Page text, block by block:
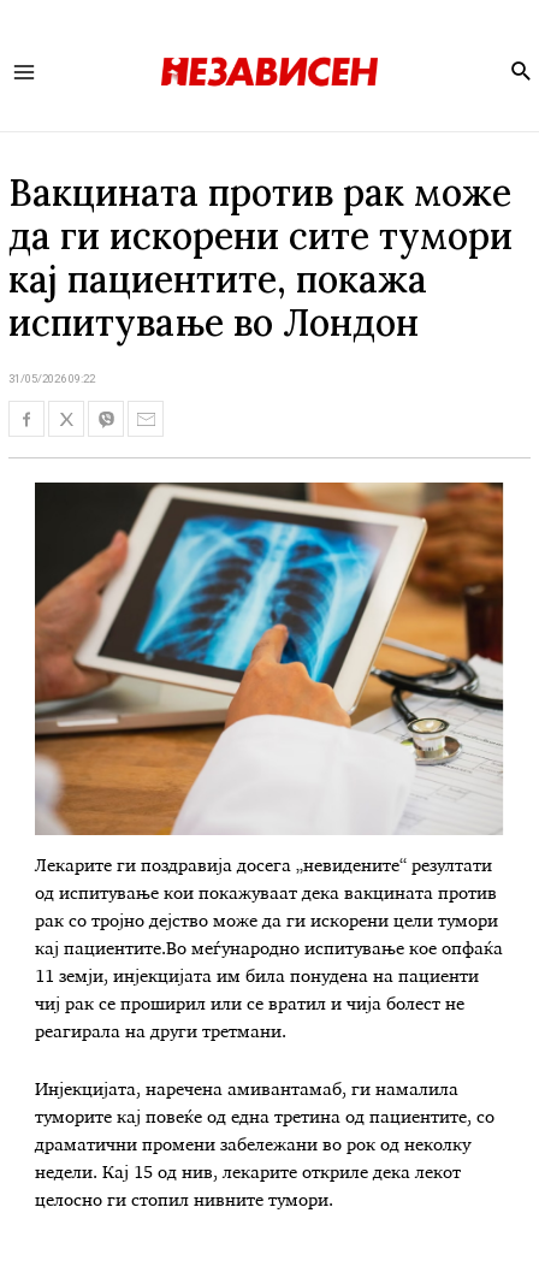
Вакцината против рак може
да ги искорени сите тумори
кај пациентите, покажа
испитување во Лондон
31/05/2026 09:22
Лекарите ги поздравија досега „невидените“ резултати
од испитување кои покажуваат дека вакцината против
рак со тројно дејство може да ги искорени цели тумори
кај пациентите.Во меѓународно испитување кое опфаќа
11 земји, инјекцијата им била понудена на пациенти
чиј рак се проширил или се вратил и чија болест не
реагирала на други третмани.
Инјекцијата, наречена амивантамаб, ги намалила
туморите кај повеќе од една третина од пациентите, со
драматични промени забележани во рок од неколку
недели. Кај 15 од нив, лекарите откриле дека лекот
целосно ги стопил нивните тумори.